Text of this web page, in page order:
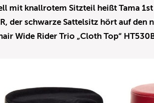
mit knallrotem Sitzteil heißt Tama 1st
der schwarze Sattelsitz hört auf den
Wide Rider Trio „Cloth Top“